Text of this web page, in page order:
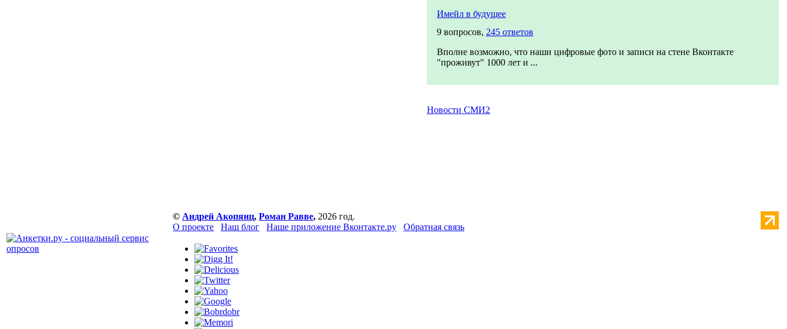
Имейл в будущее
9 вопросов, 245 ответов
Вполне возможно, что наши цифровые фото и записи на стене Вконтакте
"проживут" 1000 лет и ...
Новости СМИ2
© Андрей Акопянц, Роман Равве, 2026 год.
О проекте
Наш блог Наше приложение Вконтакте.ру Обратная связь